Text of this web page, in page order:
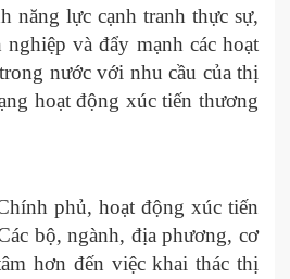
năng lực cạnh tranh thực sự,
và đẩy mạnh các hoạt
nước với nhu cầu của thị
hoạt động xúc tiến thương
phủ, hoạt động xúc tiến
bộ, ngành, địa phương, cơ
hơn đến việc khai thác thị